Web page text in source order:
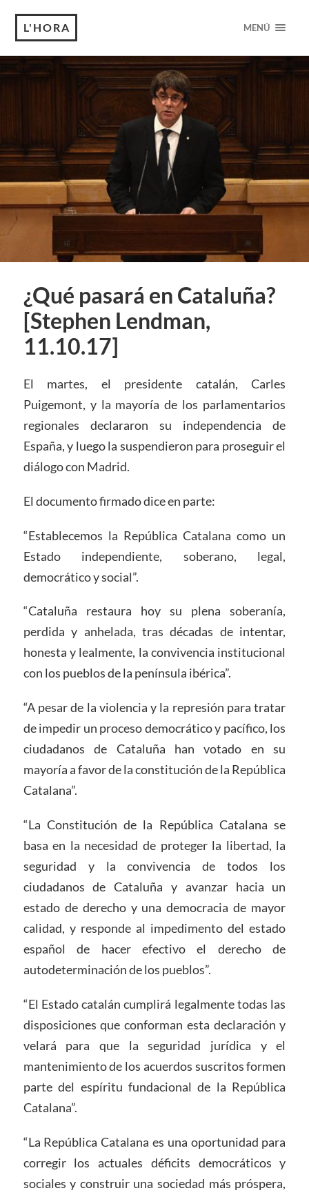
L'HORA MENÚ
¿Qué pasará en Cataluña?
[Stephen Lendman,
11.10.17]
El martes, el presidente catalán, Carles
Puigemont, y la mayoría de los parlamentarios
regionales declararon su independencia de
España, y luego la suspendieron para proseguir el
diálogo con Madrid.
El documento firmado dice en parte:
“Establecemos la República Catalana como un
Estado independiente, soberano, legal,
democrático y social”.
“Cataluña restaura hoy su plena soberanía,
perdida y anhelada, tras décadas de intentar,
honesta y lealmente, la convivencia institucional
con los pueblos de la península ibérica”.
“A pesar de la violencia y la represión para tratar
de impedir un proceso democrático y pacífico, los
ciudadanos de Cataluña han votado en su
mayoría a favor de la constitución de la República
Catalana”.
“La Constitución de la República Catalana se
basa en la necesidad de proteger la libertad, la
seguridad y la convivencia de todos los
ciudadanos de Cataluña y avanzar hacia un
estado de derecho y una democracia de mayor
calidad, y responde al impedimento del estado
español de hacer efectivo el derecho de
autodeterminación de los pueblos”.
“El Estado catalán cumplirá legalmente todas las
disposiciones que conforman esta declaración y
velará para que la seguridad jurídica y el
mantenimiento de los acuerdos suscritos formen
parte del espíritu fundacional de la República
Catalana”.
“La República Catalana es una oportunidad para
corregir los actuales déficits democráticos y
sociales y construir una sociedad más próspera,